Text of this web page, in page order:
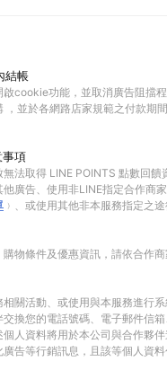
結帳
啟cookie功能，並取消廣告阻擋
，並於各網路店家規範之付款期
事項
法取得 LINE POINTS 點數回
廣告、使用非LINE指定合作商
﹚、或使用其他非本服務指定之
物條件及優惠資訊，請依合作
關活動、或使用與本服務進行
換您的電話號碼、電子郵件信
人資料將用於本公司與合作夥
告等行銷訊息，且該等個人資